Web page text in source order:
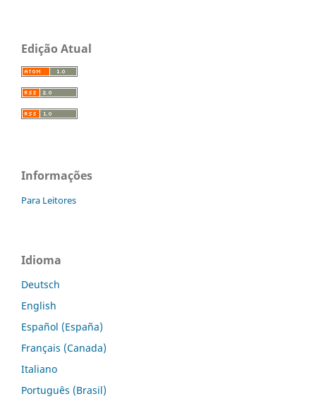
Edição Atual
Informações
Para Leitores
Idioma
Deutsch
English
Español (España)
Français (Canada)
Italiano
Português (Brasil)